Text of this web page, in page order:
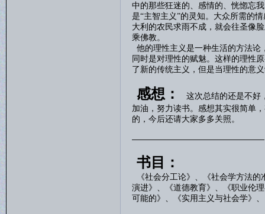
中的那些狂迷的、感情的、恍惚忘
是“主智主义”的灵知。大众所需的
大利的农民求雨不成，就会往圣像
乘佛教。
他的理性主义是一种生活的方法论
同时是对理性的赋魅。这样的理性
了新的传统主义，但是当理性的意
感想：
这次总结的还是不好
加油，努力读书。感想其实很简单
的，今后还请大家多多关照。
————————————————
书目：
《社会分工论》、《社会学方法的
演进》、《道德教育》、《职业伦
可能的》、《实用主义与社会学》